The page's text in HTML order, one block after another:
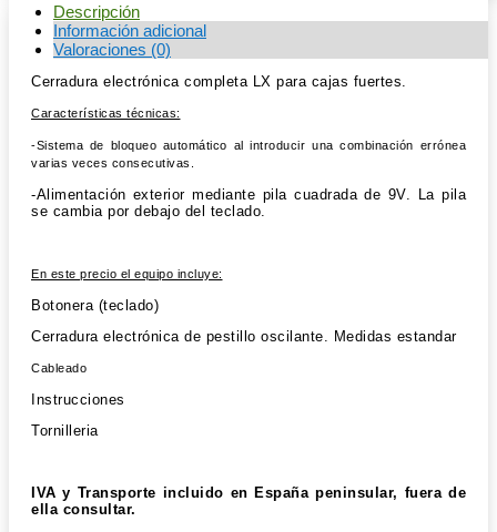
Descripción
Información adicional
Valoraciones (0)
Cerradura electrónica completa LX para cajas fuertes.
Características técnicas:
-Sistema de bloqueo automático al introducir una combinación errónea
varias veces consecutivas.
-Alimentación exterior mediante pila cuadrada de 9V. La pila
se cambia por debajo del teclado.
En este precio el equipo incluye:
Botonera (teclado)
Cerradura electrónica de pestillo oscilante. Medidas estandar
Cableado
Instrucciones
Tornilleria
IVA y Transporte incluido en España peninsular, fuera de
ella consultar.